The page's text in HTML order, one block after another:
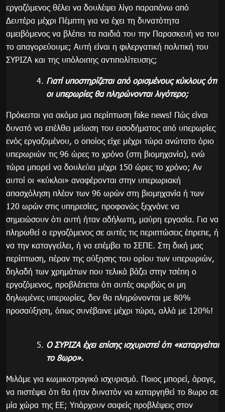
εργαζόμενος θέλει να δουλέψει λίγο παραπάνω από
Δευτέρα μέχρι Πέμπτη για να έχει τη δυνατότητα
αμειβόμενος να βλέπει τα παιδιά του την Παρασκευή να του
το απαγορεύουμε; Αυτή είναι η φιλεργατική πολιτική του
ΣΥΡΙΖΑ και της υπόλοιπης αντιπολίτευσης;
Γιατί υποστηρίζεται από ορισμένους κύκλους ότι
οι υπερωρίες θα πληρώνονται λιγότερο;
Πρόκειται για ακόμα μια περίπτωση fake news! Πώς είναι
δυνατό να επέλθει μείωση του εισοδήματος από υπερωρίες
ενός εργαζομένου, ο οποίος είχε μέχρι τώρα ανώτατο όριο
υπερωριών τις 96 ώρες το χρόνο (στη βιομηχανία), ενώ
τώρα μπορεί να δουλεύει μέχρι 150 ώρες το χρόνο; Αν
αυτοί οι «κύκλοι» αναφέρονται στην υπερωριακή
απασχόληση πλέον των 96 ωρών στη βιομηχανία ή των
120 ωρών στις υπηρεσίες, προφανώς ξεχνάνε να
σημειώσουν ότι αυτή ήταν αδήλωτη, μαύρη εργασία. Για να
πληρωθεί ο εργαζόμενος σε αυτές τις περιπτώσεις έπρεπε, ή
να την καταγγείλει, ή να επέμβει το ΣΕΠΕ. Στη δική μας
περίπτωση, πέραν της αύξησης του ορίου των υπερωριών,
δηλαδή των χρημάτων που τελικά βάζει στην τσέπη ο
εργαζόμενος, προβλέπεται ότι αυτές ακριβώς οι μη
δηλωμένες υπερωρίες, δεν θα πληρώνονται με 80%
προσαύξηση, όπως συνέβαινε μέχρι τώρα, αλλά με 120%!
Ο ΣΥΡΙΖΑ έχει επίσης ισχυριστεί ότι «καταργείται
το 8ωρο».
Μιλάμε για κωμικοτραγικό ισχυρισμό. Ποιος μπορεί, άραγε,
να πιστέψει ότι θα ήταν δυνατόν να καταργηθεί το 8ωρο σε
μία χώρα της ΕΕ; Υπάρχουν σαφείς προβλέψεις στον